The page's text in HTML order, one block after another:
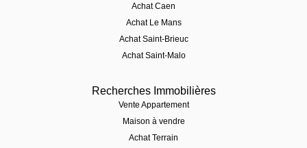
Achat Caen
Achat Le Mans
Achat Saint-Brieuc
Achat Saint-Malo
Recherches Immobilières
Vente Appartement
Maison à vendre
Achat Terrain